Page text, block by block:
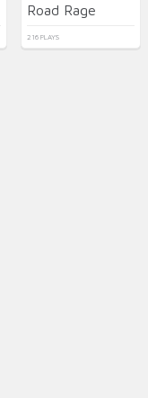
Road Rage
216 PLAYS